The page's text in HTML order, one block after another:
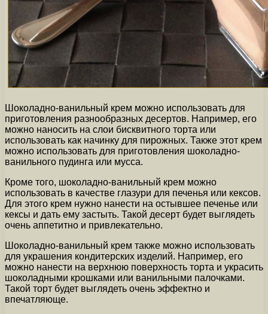
Шоколадно-ванильный крем можно использовать для
приготовления разнообразных десертов. Например, его
можно наносить на слои бисквитного торта или
использовать как начинку для пирожных. Также этот крем
можно использовать для приготовления шоколадно-
ванильного пудинга или мусса.
Кроме того, шоколадно-ванильный крем можно
использовать в качестве глазури для печенья или кексов.
Для этого крем нужно нанести на остывшее печенье или
кексы и дать ему застыть. Такой десерт будет выглядеть
очень аппетитно и привлекательно.
Шоколадно-ванильный крем также можно использовать
для украшения кондитерских изделий. Например, его
можно нанести на верхнюю поверхность торта и украсить
шоколадными крошками или ванильными палочками.
Такой торт будет выглядеть очень эффектно и
впечатляюще.